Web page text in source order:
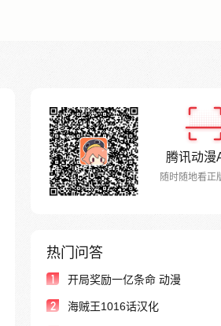
腾讯动漫
随时随地看正
热门问答
1 开局奖励一亿条命 动漫
2 海贼王1016话汉化